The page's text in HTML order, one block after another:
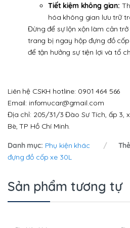
Tiết kiệm không gian:
hóa không gian lưu trữ
Đừng để sự lộn xộn làm cản
trang bị ngay hộp đựng đồ
để tận hưởng sự tiện lợi và tổ
Liên hệ CSKH hotline: 0901 464 566
Email: infomucar@gmail.com
Địa chỉ: 205/31/3 Đào Sư Tích, ấp 3,
Bè, TP Hồ Chí Minh.
Danh mục: Phụ kiện khác
đựng đồ cốp xe 30L
Sản phẩm tương tự